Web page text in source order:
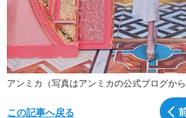
アンミカ（写真はアンミカの公式ブログから
この記事へ戻る